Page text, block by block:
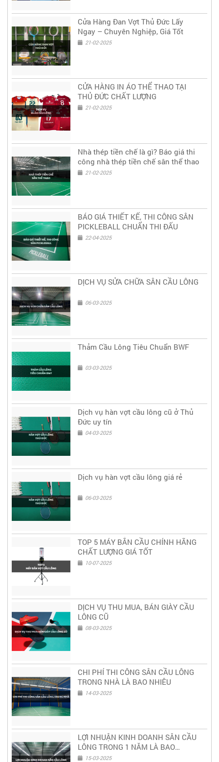
Cửa Hàng Đan Vợt Thủ Đức Lấy
Ngay – Chuyên Nghiệp, Giá Tốt
21-02-2025
CỬA HÀNG IN ÁO THỂ THAO TẠI
THỦ ĐỨC CHẤT LƯỢNG
21-02-2025
Nhà thép tiền chế là gì? Báo giá thi
công nhà thép tiền chế sân thể thao
21-02-2025
BÁO GIÁ THIẾT KẾ, THI CÔNG SÂN
PICKLEBALL CHUẨN THI ĐẤU
22-04-2025
DỊCH VỤ SỬA CHỮA SÂN CẦU LÔNG
06-03-2025
Thảm Cầu Lông Tiêu Chuẩn BWF
03-03-2025
Dịch vụ hàn vợt cầu lông cũ ở Thủ
Đức uy tín
04-03-2025
Dịch vụ hàn vợt cầu lông giá rẻ
06-03-2025
TOP 5 MÁY BẮN CẦU CHÍNH HÃNG
CHẤT LƯỢNG GIÁ TỐT
10-07-2025
DỊCH VỤ THU MUA, BÁN GIÀY CẦU
LÔNG CŨ
08-03-2025
CHI PHÍ THI CÔNG SÂN CẦU LÔNG
TRONG NHÀ LÀ BAO NHIÊU
14-03-2025
LỢI NHUẬN KINH DOANH SÂN CẦU
LÔNG TRONG 1 NĂM LÀ BAO
NHIÊU?
15-03-2025